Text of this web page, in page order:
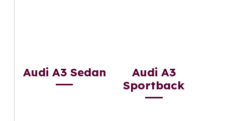
Audi A3 Sedan
Audi A3
Sportback